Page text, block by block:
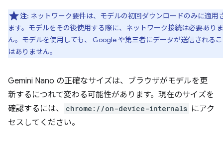
注: ネットワーク要件は、モデルの初回ダウンロードのみに適用
ます。モデルをその後使用する際に、ネットワーク接続は必要あり
ん。モデルを使用しても、 Google や第三者にデータが送信される
はありません。
Gemini Nano の正確なサイズは、ブラウザがモデルを更
新するにつれて変わる可能性があります。現在のサイズを
確認するには、
chrome://on-device-internals にアク
セスしてください。